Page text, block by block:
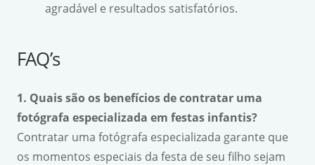
agradável e resultados satisfatórios.
FAQ’s
1. Quais são os benefícios de contratar uma
fotógrafa especializada em festas infantis?
Contratar uma fotógrafa especializada garante que
os momentos especiais da festa de seu filho sejam